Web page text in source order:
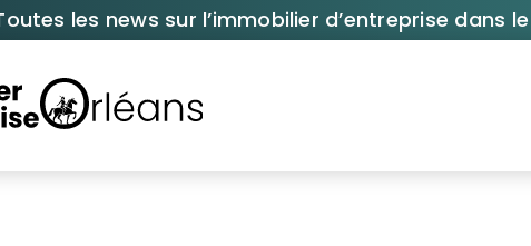
les news sur l’immobilier d’entreprise dans